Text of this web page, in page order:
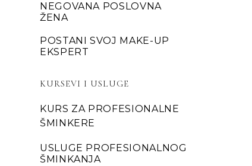
NEGOVANA POSLOVNA
ŽENA
POSTANI SVOJ MAKE-UP
EKSPERT
KURSEVI I USLUGE
KURS ZA PROFESIONALNE
ŠMINKERE
USLUGE PROFESIONALNOG
ŠMINKANJA